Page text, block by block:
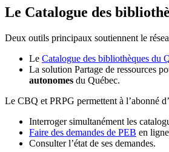
Le Catalogue des
Deux outils principaux soutiennent le
Le Catalogue des bibliothèques du
La solution Partage de ressources
autonomes du Québec.
Le CBQ et PRPG permettent à l’abonné
Interroger simultanément les
Faire des demandes de PEB en
Consulter l’état de ses demandes.